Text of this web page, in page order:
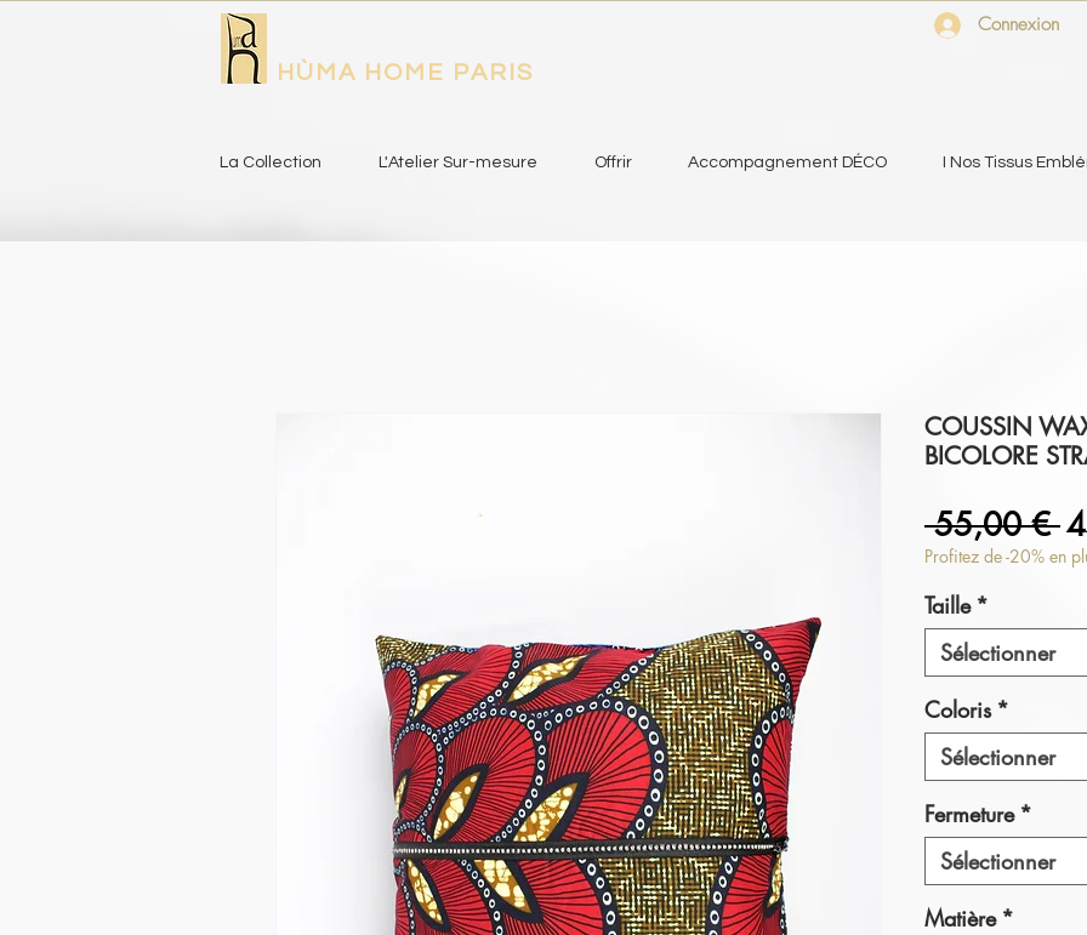
HÙMA HOME PARIS
Connexion
La Collection L'Atelier Sur-mesure Offrir Accompagnement DÉCO I Nos Tissus
COUSSIN
BICOLORE
55,00 €
Profitez de -20% en
Taille *
Sélectionner
Coloris *
Sélectionner
Fermeture *
Sélectionner
Matière *